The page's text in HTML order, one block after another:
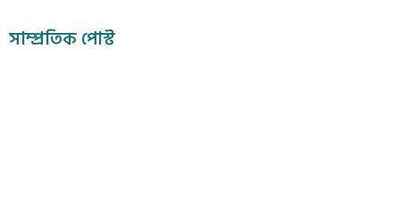
সাম্প্রতিক পোস্ট